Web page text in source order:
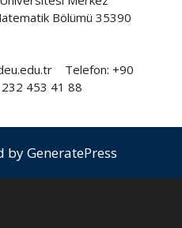
Bölümü 35390
Telefon: +90
453 41 88
byGeneratePress